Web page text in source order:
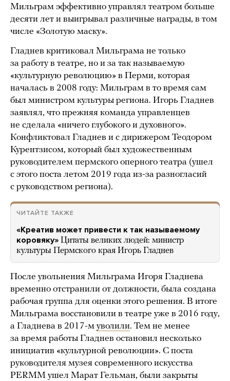
Мильграм эффективно управлял театром больше
десяти лет и выигрывал различные награды, в том
числе «Золотую маску».
Гладнев критиковал Мильграма не только
за работу в театре, но и за так называемую
«культурную революцию» в Перми, которая
началась в 2008 году: Мильграм в то время сам
был министром культуры региона. Игорь Гладнев
заявлял, что прежняя команда управленцев
не сделала «ничего глубокого и духовного».
Конфликтовал Гладнев и с дирижером Теодором
Курентзисом, который был художественным
руководителем пермского оперного театра (ушел
с этого поста летом 2019 года из-за разногласий
с руководством региона).
ЧИТАЙТЕ ТАКЖЕ
«Креатив может привести к так называемому
коровяку» Цитаты великих людей: министр
культуры Пермского края Игорь Гладнев
После увольнения Мильграма Игоря Гладнева
временно отстранили от должности, была создана
рабочая группа для оценки этого решения. В итоге
Мильграма восстановили в театре уже в 2016 году,
а Гладнева в 2017-м уволили. Тем не менее
за время работы Гладнев остановил несколько
инициатив «культурной революции». С поста
руководителя музея современного искусства
PERMM ушел Марат Гельман, были закрыты